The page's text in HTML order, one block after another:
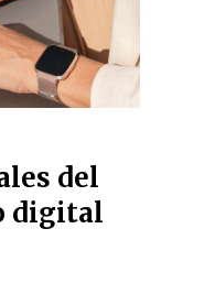
del
digital